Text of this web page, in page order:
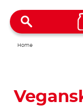
Home